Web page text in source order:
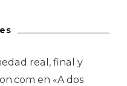
real, final y
en «A dos